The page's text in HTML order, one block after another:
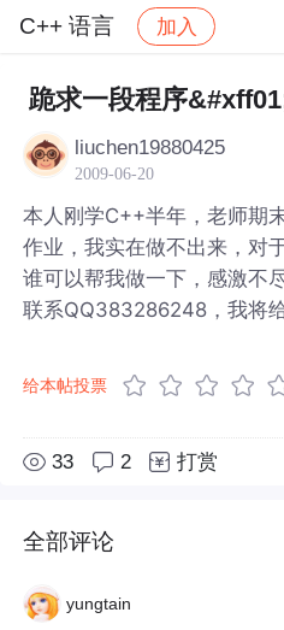
C++ 语言 加入
社区 C++ 语言 帖子
跪求一段程序
liuchen19880425
2009-06-20
本人刚学C++半年，老师期
作业，我实在做不出来，对
谁可以帮我做一下，感激不
联系QQ383286248，我将
给本帖投票
33 2 打赏
全部评论
yungtain